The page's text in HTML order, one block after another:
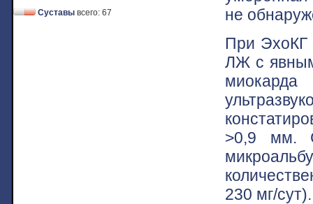
Суставы всего: 67
не
При ЭхоКГ
ЛЖ с
>0,9 мм.
230 мг/сут).